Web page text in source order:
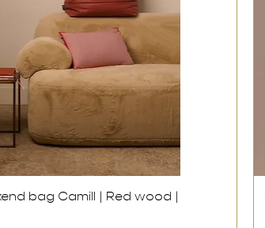
Snel overzicht
bag Camill | Red wood |